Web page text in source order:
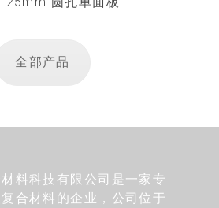
全部产品
料科技有限公司是一家专
合材料的企业，公司位于